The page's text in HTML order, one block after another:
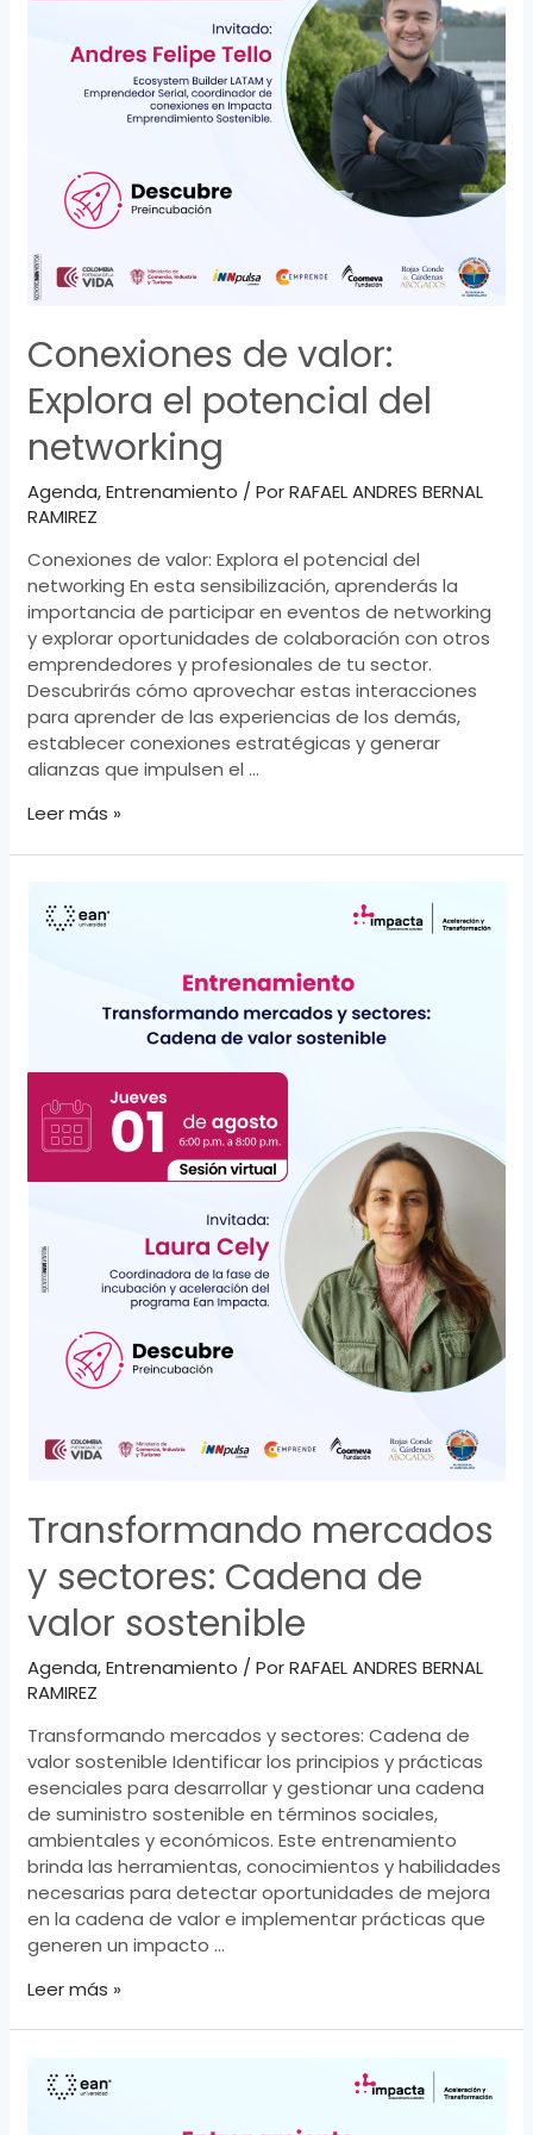
Conexiones de valor:
Explora el potencial del
networking
Agenda,Entrenamiento / PorRAFAEL ANDRES BERNAL
RAMIREZ
Conexiones de valor: Explora el potencial del
networking En esta sensibilización, aprenderás la
importancia de participar en eventos de networking
y explorar oportunidades de colaboración con otros
emprendedores y profesionales de tu sector.
Descubrirás cómo aprovechar estas interacciones
para aprender de las experiencias de los demás,
establecer conexiones estratégicas y generar
alianzas que impulsen el …
Conexiones
Leer más »
Transformando mercados
y sectores: Cadena de
valor sostenible
Agenda,Entrenamiento / PorRAFAEL ANDRES BERNAL
RAMIREZ
Transformando mercados y sectores: Cadena de
valor sostenible Identificar los principios y prácticas
esenciales para desarrollar y gestionar una cadena
de suministro sostenible en términos sociales,
ambientales y económicos. Este entrenamiento
brinda las herramientas, conocimientos y habilidades
necesarias para detectar oportunidades de mejora
en la cadena de valor e implementar prácticas que
generen un impacto …
Transformando
Cadena
Leer más »